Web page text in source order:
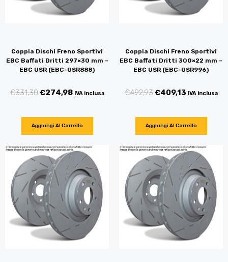
Coppia Dischi Freno Sportivi
EBC Baffati Dritti 297×30 mm –
EBC USR (EBC-USR888)
€331,30€274,98 IVA inclusa
Aggiungi Al Carrello
Coppia Dischi Freno Sportivi
EBC Baffati Dritti 300×22 mm –
EBC USR (EBC-USR996)
€492,93€409,13 IVA inclusa
Aggiungi Al Carrello